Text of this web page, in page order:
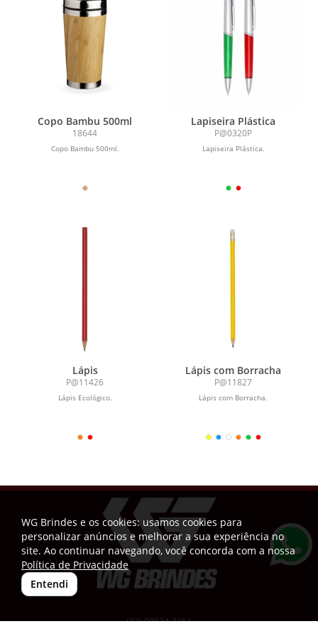
Copo Bambu 500ml
18644
Copo Bambu 500ml.
Lapiseira Plástica
P@0320P
Lapiseira Plástica.
Lápis
P@11426
Lápis Ecológico.
Lápis com Borracha
P@11827
Lápis com Borracha.
(33) 99834-3251
WG Brindes e os cookies: usamos cookies para
personalizar anúncios e melhorar a sua experiência no
site. Ao continuar navegando, você concorda com a nossa
Política de Privacidade
Entendi